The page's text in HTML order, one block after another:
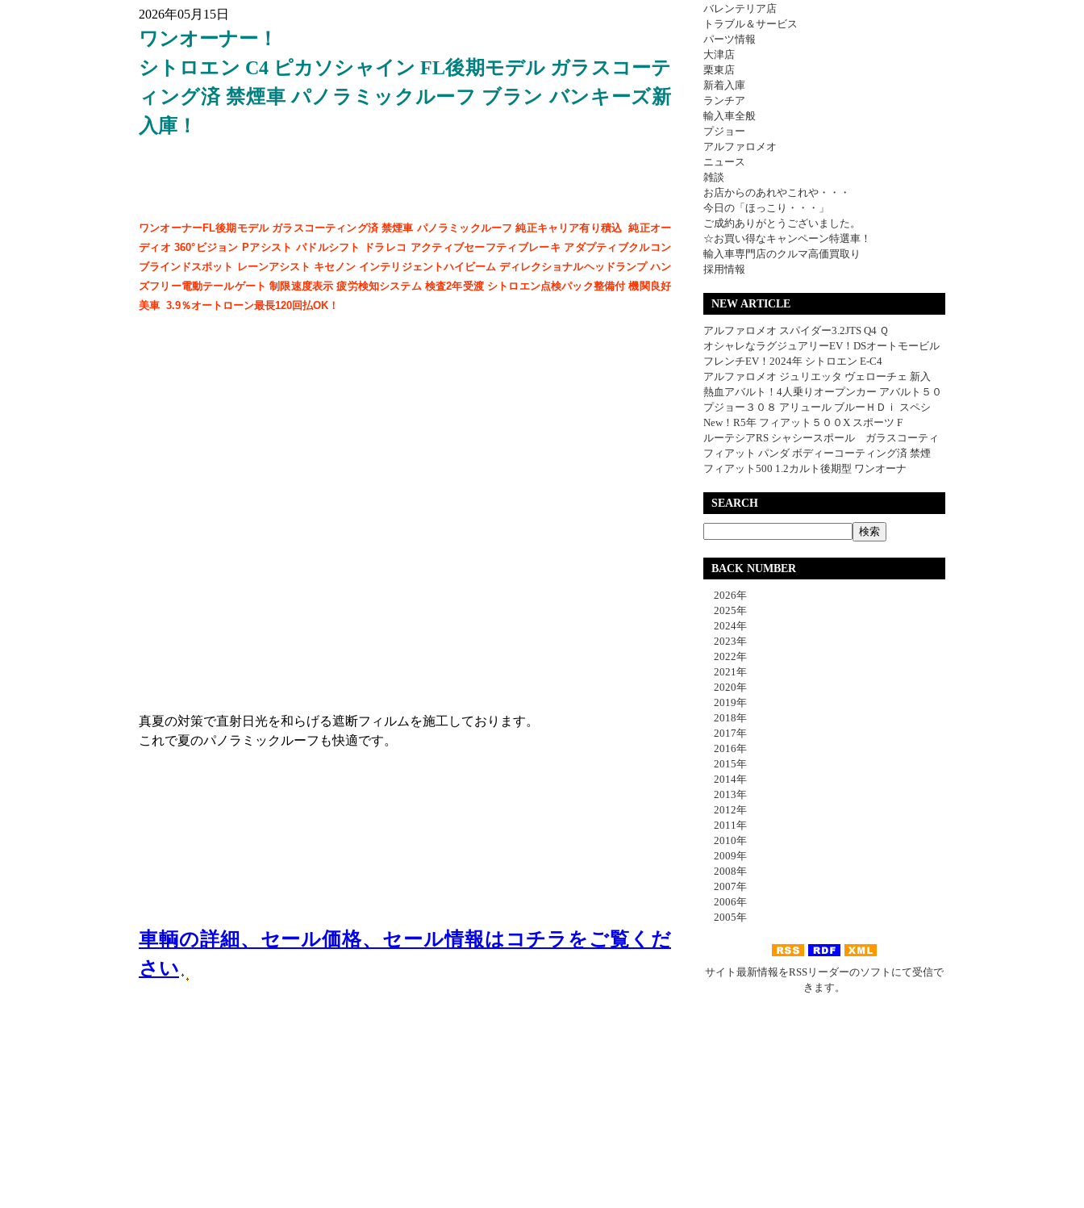
2026年05月15日
ワンオーナー！
シトロエン C4 ピカソシャイン FL後期モデル ガラスコーテ
ィング済 禁煙車 パノラミックルーフ ブラン バンキーズ新
入庫！
ワンオーナーFL後期モデル ガラスコーティング済 禁煙車 パノラミックルーフ 純正キャリア有り積込 純正オー
ディオ 360°ビジョン Pアシスト パドルシフト
ドラレコ アクティブセーフティブレーキ アダプティブクルコン
ブラインドスポット レーンアシスト キセノン インテリジェントハイビーム ディレクショナルヘッドランプ ハン
ズフリー電動テールゲート 制限速度表示 疲労検知システム 検査2年受渡 シトロエン点検パック整備付 機関良好
美車 3.9％オートローン最長120回払OK！
真夏の対策で直射日光を和らげる遮断フィルムを施工しております。
これで夏のパノラミックルーフも快適です。
車輌の詳細、セール価格、セール情報はコチラをご覧くだ
さい
バレンテリア店
トラブル＆サービス
パーツ情報
大津店
栗東店
新着入庫
ランチア
輸入車全般
プジョー
アルファロメオ
ニュース
雑談
お店からのあれやこれや・・・
今日の「ほっこり・・・」
ご成約ありがとうございました。
☆お買い得なキャンペーン特選車！
輸入車専門店のクルマ高価買取り
採用情報
NEW ARTICLE
アルファロメオ スパイダー3.2JTS Q4 Ｑ
オシャレなラグジュアリーEV！DSオートモービル
フレンチEV！2024年 シトロエン E-C4
アルファロメオ ジュリエッタ ヴェローチェ 新入
熱血アバルト！4人乗りオープンカー アバルト５０
プジョー３０８ アリュール ブルーＨＤｉ スペシ
New！R5年 フィアット５００X スポーツ F
ルーテシアRS シャシースポール ガラスコーティ
フィアット パンダ ボディーコーティング済 禁煙
フィアット500 1.2カルト後期型 ワンオーナ
SEARCH
BACK NUMBER
2026年
2025年
2024年
2023年
2022年
2021年
2020年
2019年
2018年
2017年
2016年
2015年
2014年
2013年
2012年
2011年
2010年
2009年
2008年
2007年
2006年
2005年
サイト最新情報をRSSリーダーのソフトにて受信で
きます。